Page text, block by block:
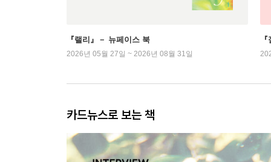
『랠리』－ 뉴페이스 북
2026년 05월 27일 ~ 2026년 08월 31일
카드뉴스로 보는 책